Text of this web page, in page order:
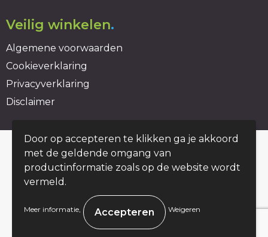
Veilig winkelen.
Algemene voorwaarden
Cookieverklaring
Privacyverklaring
Disclaimer
© Copyright duurzaambedrukt.nl 2026
Door op accepteren te klikken ga je akkoord
met de geldende omgang van
productinformatie zoals op de website wordt
vermeld.
Meer informatie. Weigeren